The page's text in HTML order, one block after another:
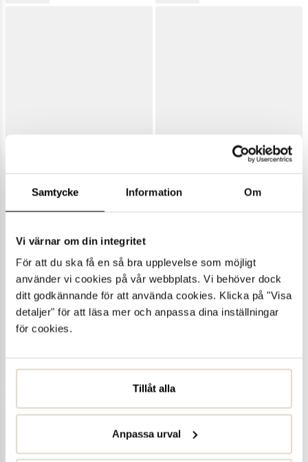
Samtycke Information Om
Vi värnar om din integritet
För att du ska få en så bra upplevelse som möjligt
använder vi cookies på vår webbplats. Vi behöver dock
ditt godkännande för att använda cookies. Klicka på "Visa
detaljer" för att läsa mer och anpassa dina inställningar
för cookies.
Tillåt alla
Anpassa urval